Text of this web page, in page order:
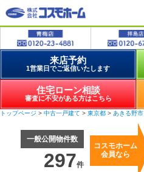
来店予約
1営業日でご返信いたします
住宅ローン相談
審査に不安がある方はこちら
トップページ > 中古一戸建て > 東京都 > あきる野市
一般公開物件数
297件
コスモホーム
会員なら